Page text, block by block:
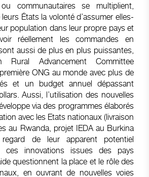
communautaires se multiplient,
États la volonté d’assumer elles-
population dans leur propre pays et
réellement les commandes en
aussi de plus en plus puissantes,
Rural Advancement Committee
ONG au monde avec plus de
et un budget annuel dépassant
Aussi, l’utilisation des nouvelles
via des programmes élaborés
avec les Etats nationaux (livraison
au Rwanda, projet IEDA au Burkina
de leur apparent potentiel
ces innovations issues des pays
questionnent la place et le rôle des
en ouvrant de nouvelles voies